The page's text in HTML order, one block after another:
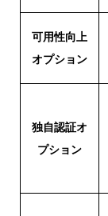
可用性向上
オプション
独自認証オ
プション